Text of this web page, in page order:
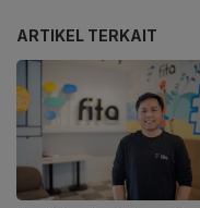
ARTIKEL TERKAIT